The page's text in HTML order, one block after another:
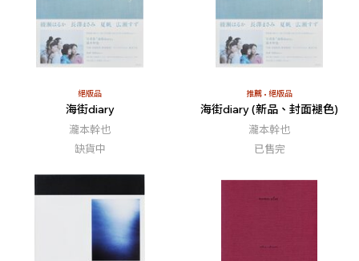
絕版品
海街diary
瀧本幹也
缺貨中
推薦 絕版品
海街diary (新品、封面褪色)
瀧本幹也
已售完